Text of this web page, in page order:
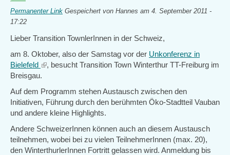
Permanenter Link Gespeichert von Hannes am 4. September 2011 -
17:22
Lieber Transition TownlerInnen in der Schweiz,
am 8. Oktober, also der Samstag vor der Unkonferenz in
Bielefeld (link
is
, besucht Transition Town Winterthur TT-Freiburg im
Breisgau.
Auf dem Programm stehen Austausch zwischen den
Initiativen, Führung durch den berühmten Öko-Stadtteil Vauban
und andere kleine Highlights.
Andere SchweizerInnen können auch an diesem Austausch
teilnehmen, wobei bei zu vielen TeilnehmerInnen (max. 20),
den WinterthurlerInnen Fortritt gelassen wird. Anmeldung bis